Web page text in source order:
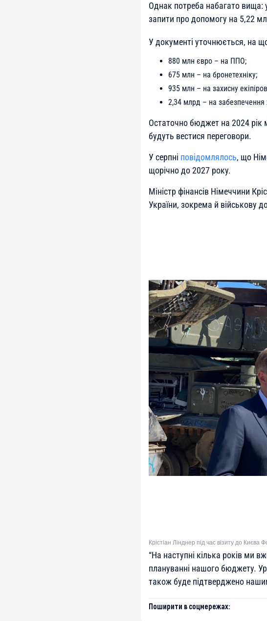
Однак потреба набагато вища:
запити про допомогу на 5,22
У документі уточнюється, на
880 млн євро – на ППО;
675 млн – на бронетехніку;
935 млн – на захисну
2,34 млрд – на забезпечення
Остаточно бюджет на 2024 рік
будуть вестися переговори.
У серпні повідомлялось, що
щорічно до 2027 року.
Міністр фінансів Німеччини
України, зокрема й військову
Крістіан Лінднер під час візиту до Києва
“На наступні кілька років ми
плануванні нашого бюджету.
також буде підтверджено
Поширити в соцмережах: